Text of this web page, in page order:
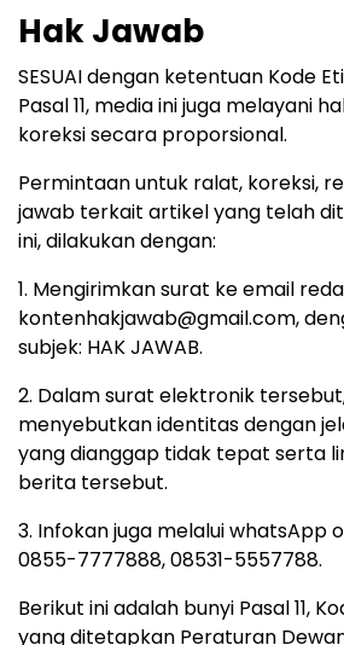
Hak Jawab
SESUAI dengan ketentuan Kode
Pasal 11, media ini juga melayani
koreksi secara proporsional.
Permintaan untuk ralat, koreksi,
jawab terkait artikel yang telah
ini, dilakukan dengan:
1. Mengirimkan surat ke email
kontenhakjawab@gmail.com,
subjek: HAK JAWAB.
2. Dalam surat elektronik
menyebutkan identitas dengan
yang dianggap tidak tepat serta
berita tersebut.
3. Infokan juga melalui whatsApp
0855-7777888, 08531-5557788.
Berikut ini adalah bunyi Pasal 11,
yang ditetapkan Peraturan